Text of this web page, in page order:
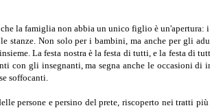
la famiglia non abbia un unico figlio è
Non solo per i bambini, ma anche per gli
La festa nostra è la festa di tutti, e la festa di
gli insegnanti, ma segna anche le occasioni
soffocanti.
persone e persino del prete, riscoperto nei tratti